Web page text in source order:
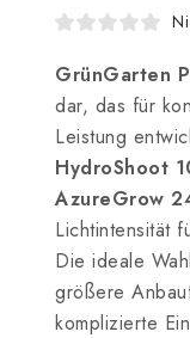
GrünGarten
dar, das für
Leistung
HydroShoot
AzureGrow
Lichtintensität
Die ideale
größere
komplizierte